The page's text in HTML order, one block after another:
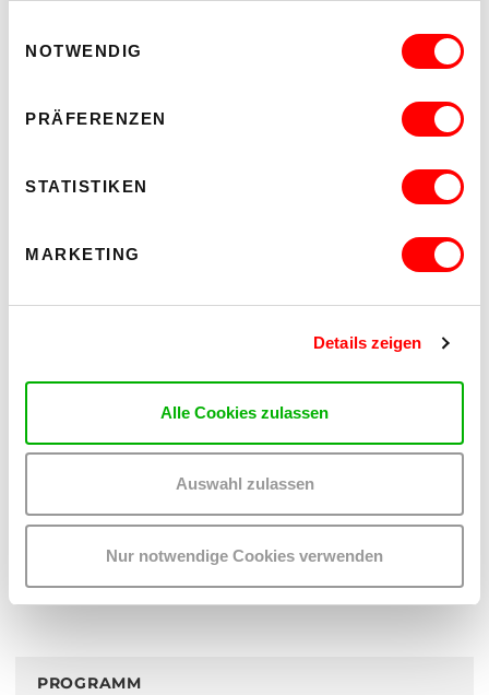
NOTWENDIG
PRÄFERENZEN
STATISTIKEN
MARKETING
Details zeigen
Alle Cookies zulassen
Auswahl zulassen
Nur notwendige Cookies verwenden
PROGRAMM